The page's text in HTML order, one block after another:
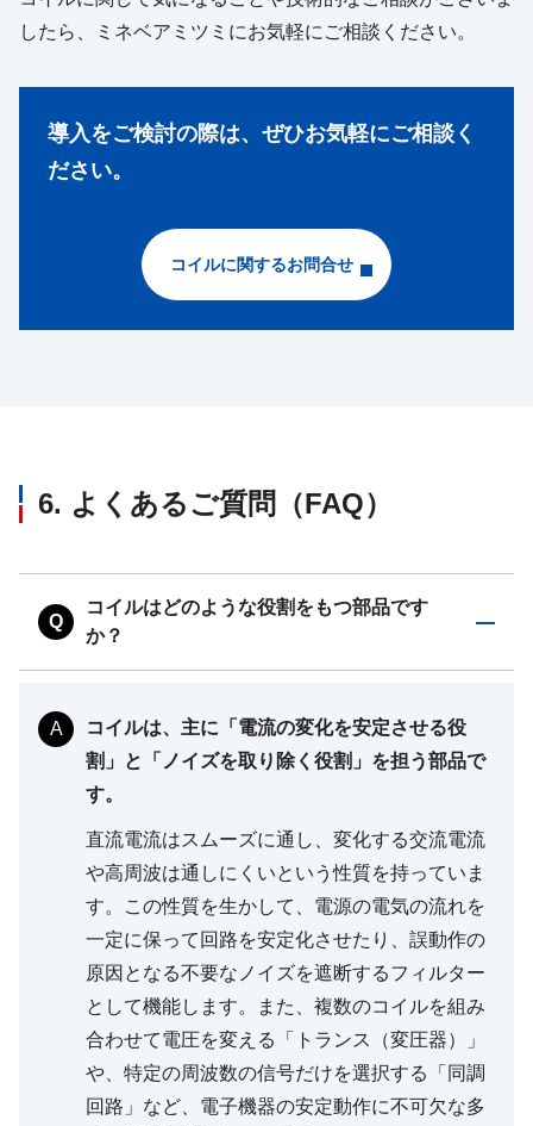
したら、ミネベアミツミにお気軽にご相談ください。
導入をご検討の際は、ぜひお気軽にご相談く
ださい。
コイルに関するお問合せ
6. よくあるご質問（FAQ）
Q
コイルはどのような役割をもつ部品です
か？
A
コイルは、主に「電流の変化を安定させる役
割」と「ノイズを取り除く役割」を担う部品で
す。
直流電流はスムーズに通し、変化する交流電流
や高周波は通しにくいという性質を持っていま
す。この性質を生かして、電源の電気の流れを
一定に保って回路を安定化させたり、誤動作の
原因となる不要なノイズを遮断するフィルター
として機能します。また、複数のコイルを組み
合わせて電圧を変える「トランス（変圧器）」
や、特定の周波数の信号だけを選択する「同調
回路」など、電子機器の安定動作に不可欠な多